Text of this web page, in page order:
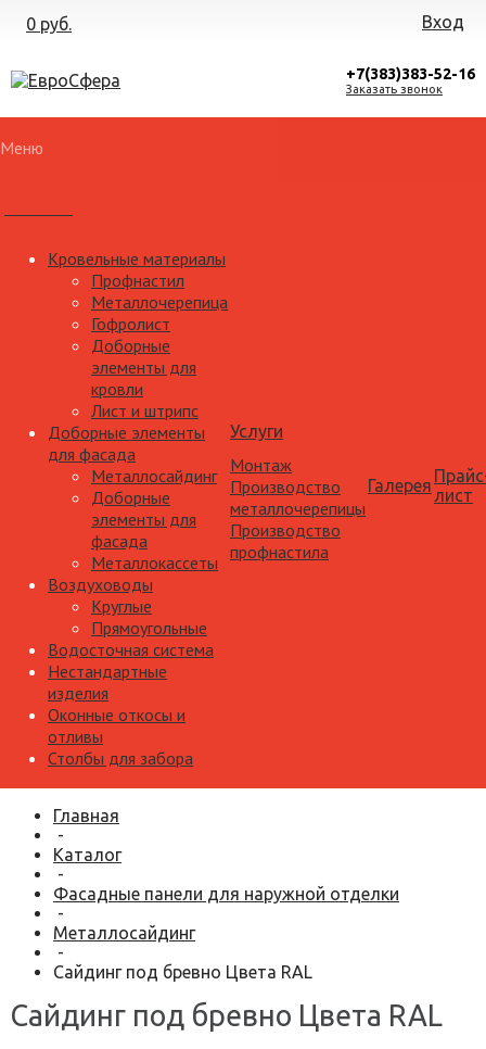
0 руб. Вход
+7(383)383-52-16
Заказать звонок
Меню
Кровельные материалы
Профнастил
Металлочерепица
Гофролист
Доборные
элементы для
кровли
Лист и штрипс
Доборные элементы
для фасада
Металлосайдинг
Доборные
элементы для
фасада
Металлокассеты
Воздуховоды
Круглые
Прямоугольные
Водосточная система
Нестандартные
изделия
Оконные откосы и
отливы
Столбы для забора
Услуги
Монтаж
Производство
металлочерепицы
Производство
профнастила
Галерея лист
Главная
-
Каталог
-
Фасадные панели для наружной отделки
-
Металлосайдинг
-
Сайдинг под бревно Цвета RAL
Сайдинг под бревно Цвета RAL